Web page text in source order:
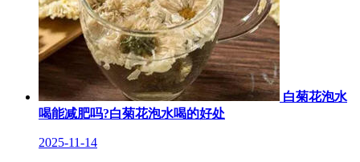
白菊花泡水
喝能减肥吗?白菊花泡水喝的好处
2025-11-14